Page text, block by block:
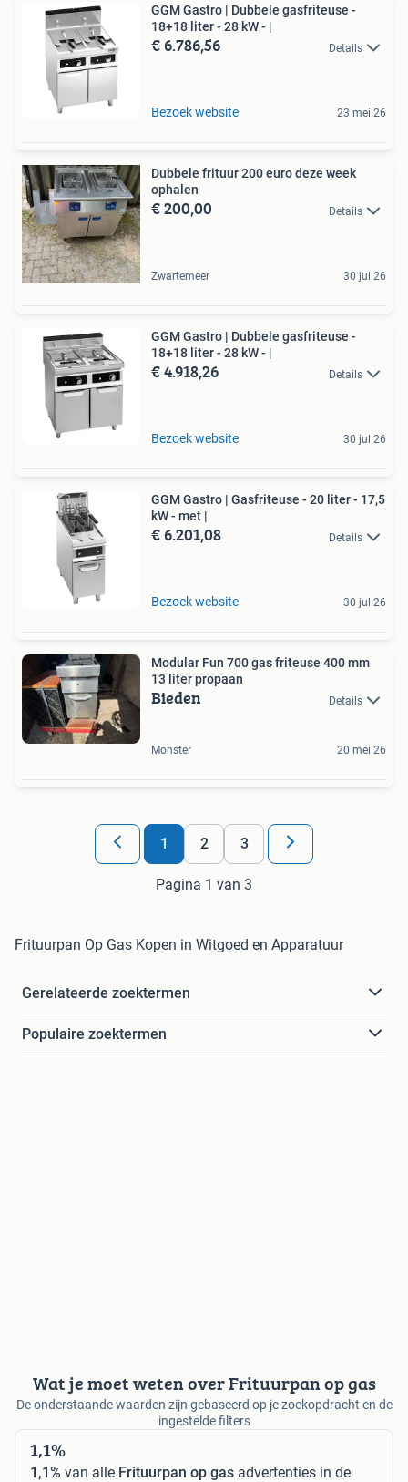
GGM Gastro | Dubbele gasfriteuse -
18+18 liter - 28 kW - |
€ 6.786,56 Details
Bezoek website 23 mei 26
Dubbele frituur 200 euro deze week
ophalen
€ 200,00 Details
Zwartemeer 30 jul 26
GGM Gastro | Dubbele gasfriteuse -
18+18 liter - 28 kW - |
€ 4.918,26 Details
Bezoek website 30 jul 26
GGM Gastro | Gasfriteuse - 20 liter - 17,5
kW - met |
€ 6.201,08 Details
Bezoek website 30 jul 26
Modular Fun 700 gas friteuse 400 mm
13 liter propaan
Bieden Details
Monster 20 mei 26
1 2 3
Pagina 1 van 3
Frituurpan Op Gas Kopen in Witgoed en Apparatuur
Gerelateerde zoektermen
Populaire zoektermen
Wat je moet weten over Frituurpan op gas
De onderstaande waarden zijn gebaseerd op je zoekopdracht en de
ingestelde filters
1,1%
1,1% van alle Frituurpan op gas advertenties in de